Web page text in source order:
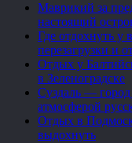
Маврикий за
настоящий
Где отдохнуть у
перезагрузки и
Отдых у
в Зеленоградске
Суздаль — город
атмосферой
Отдых в
выдохнуть